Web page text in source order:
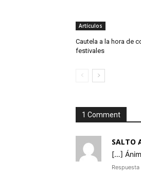
Artículos
Cautela a la hora de
festivales
1 Comment
SALTO
[…]
Respuesta